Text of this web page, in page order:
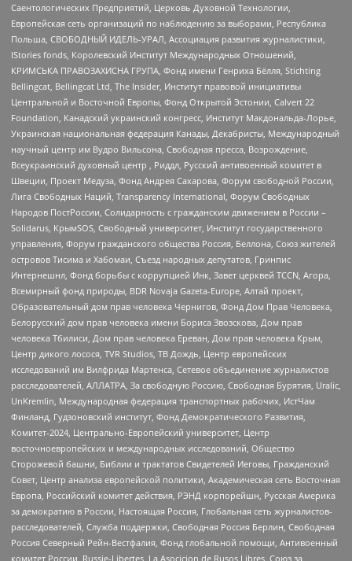
Саентологических Предприятий, Церковь Духовной Технологии,
Европейская сеть организаций по наблюдению за выборами, Республика
Польша, СВОБОДНЫЙ ИДЕЛЬ-УРАЛ, Ассоциация развития журналистики,
IStories fonds, Королевский Институт Международных Отношений,
КРИМСЬКА ПРАВОЗАХИСНА ГРУПА, Фонд имени Генриха Бёлля, Stichting
Bellingcat, Bellingcat Ltd, The Insider, Институт правовой инициативы
Центральной и Восточной Европы, Фонд Открытой Эстонии, Calvert 22
Foundation, Канадский украинский конгресс, Институт Макдональда-Лорье,
Украинская национальная федерация Канады, Декабристы, Международный
научный центр им Вудро Вильсона, Свободная пресса, Возрождение,
Всеукраинский духовный центр , Риддл, Русский антивоенный комитет в
Швеции, Проект Медуза, Фонд Андрея Сахарова, Форум свободной России,
Лига Свободных Наций, Transparеncy International, Форум Свободных
Народов ПостРоссии, Солидарность с гражданским движением в России –
Solidarus, КрымSOS, Свободный университет, Институт государственного
управления, Форум гражданского общества Россия, Беллона, Союз жителей
островов Тисима и Хабомаи, Съезд народных депутатов, Гринпис
Интернешнл, Фонд борьбы с коррупцией Инк, Завет церквей TCCN, Агора,
Всемирный фонд природы, BDR Novaja Gazeta-Europe, Алтай проект,
Образовательный дом прав человека Чернигов, Фонд Дом Прав Человека,
Белорусский дом прав человека имени Бориса Звозскова, Дом прав
человека Тбилиси, Дом прав человека Ереван, Дом прав человека Крым,
Центр дикого лосося, TVR Studios, ТВ Дождь, Центр европейских
исследований им Вилфрида Мартенса, Сетевое объединение журналистов
расследователей, АЛЛАТРА, За свободную Россию, Свободная Бурятия, Uralic,
UnKremlin, Международная федерация транспортных рабочих, ИстЧам
Финланд, Гудзоновский институт, Фонд Демократического Развития,
Комитет-2024, Центрально-Европейский университет, Центр
восточноевропейских и международных исследований, Общество
Сторожевой башни, Библии и трактатов Свидетелей Иеговы, Гражданский
Совет, Центр анализа европейской политики, Академическая сеть Восточная
Европа, Российский комитет действия, РЭНД корпорейшн, Русская Америка
за демократию в России, Настоящая Россия, Глобальная сеть журналистов-
расследователей, Служба поддержки, Свободная Россия Берлин, Свободная
Россия Северный Рейн-Вестфалия, Фонд глобальной помощи, Антивоенный
комитет России, Russie-Libertes, La Asocicion de Rusos Libres, Союз за